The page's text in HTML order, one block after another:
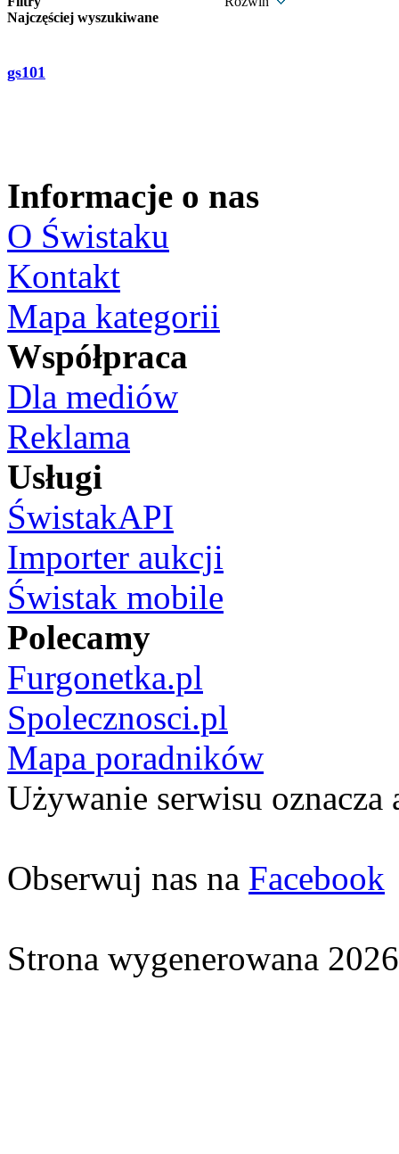
Najczęściej wyszukiwane
gs101
Informacje o nas
O Świstaku
Kontakt
Mapa kategorii
Współpraca
Dla mediów
Reklama
Usługi
ŚwistakAPI
Importer aukcji
Świstak mobile
Polecamy
Furgonetka.pl
Spolecznosci.pl
Mapa poradników
Używanie serwisu oznacza
Obserwuj nas na Facebook
Strona wygenerowana